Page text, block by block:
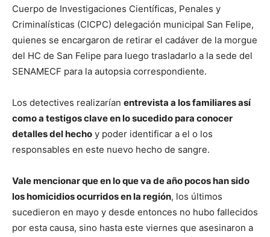
Cuerpo de Investigaciones Científicas, Penales y
Criminalísticas (CICPC) delegación municipal San Felipe,
quienes se encargaron de retirar el cadáver de la morgue
del HC de San Felipe para luego trasladarlo a la sede del
SENAMECF para la autopsia correspondiente.
Los detectives realizarían entrevista a los familiares así
como a testigos clave en lo sucedido para conocer
detalles del hecho y poder identificar a el o los
responsables en este nuevo hecho de sangre.
Vale mencionar que en lo que va de año pocos han sido
los homicidios ocurridos en la región, los últimos
sucedieron en mayo y desde entonces no hubo fallecidos
por esta causa, sino hasta este viernes que asesinaron a